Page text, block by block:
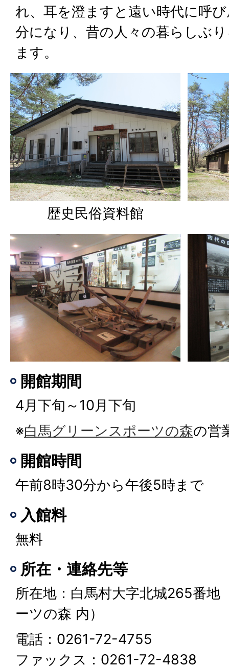
れ、耳を澄ますと遠い時代に呼
分になり、昔の人々の暮らしぶ
ます。
歴史民俗資料館
開館期間
4月下旬～10月下旬
※白馬グリーンスポーツの森の営
開館時間
午前8時30分から午後5時まで
入館料
無料
所在・連絡先等
所在地：白馬村大字北城265番地
ーツの森 内）
電話：0261-72-4755
ファックス：0261-72-4838